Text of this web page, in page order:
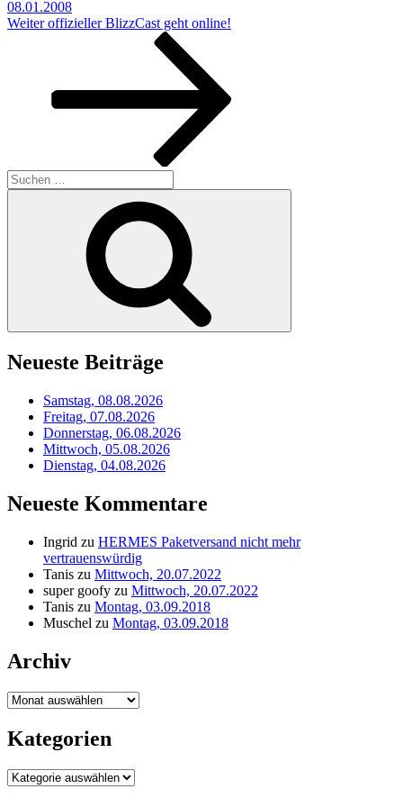
08.01.2008
Nächster
Weiter offizieller BlizzCast geht online!
Suchen
nach:
Neueste Beiträge
Samstag, 08.08.2026
Freitag, 07.08.2026
Donnerstag, 06.08.2026
Mittwoch, 05.08.2026
Dienstag, 04.08.2026
Neueste Kommentare
Ingrid zu HERMES Paketversand nicht mehr
vertrauenswürdig
Tanis zu Mittwoch, 20.07.2022
super goofy zu Mittwoch, 20.07.2022
Tanis zu Montag, 03.09.2018
Muschel zu Montag, 03.09.2018
Archiv
Archiv
Kategorien
Kategorien